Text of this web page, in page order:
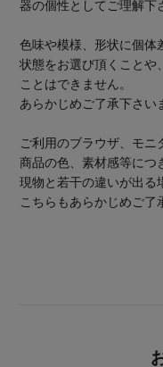
器の個性としてご理解下
色味や模様、形状に個体
状態をお選び頂くことや
ことはできません。
あらかじめご了承下さい
ご利用のブラウザ、モニ
商品の色、素材感等につ
現物と若干の違いが出る
こちらもあらかじめご了